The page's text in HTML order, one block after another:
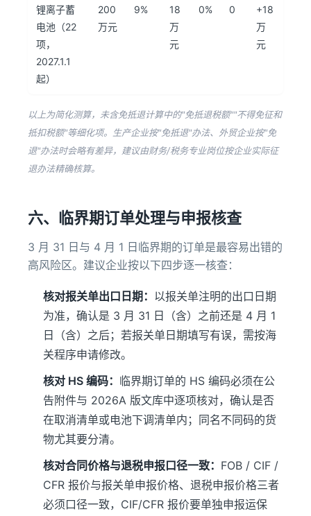
锂离子蓄
电池（22
项，
2027.1.1
起）
200
万元
9%
18
万
元
0% 0
+18
万
元
以上为简化测算，未含免抵退计算中的"免抵退税额""不得免征和
抵扣税额"等细化项。生产企业按"免抵退"办法、外贸企业按"免
退"办法时会略有差异，建议由财务/税务专业岗位按企业实际征
退办法精确核算。
六、临界期订单处理与申报核查
3 月 31 日与 4 月 1 日临界期的订单是最容易出错的
高风险区。建议企业按以下四步逐一核查：
核对报关单出口日期： 以报关单注明的出口日期
为准，确认是 3 月 31 日（含）之前还是 4 月 1
日（含）之后；若报关单日期填写有误，需按海
关程序申请修改。
核对 HS 编码： 临界期订单的 HS 编码必须在公
告附件与 2026A 版文库中逐项核对，确认是否
在取消清单或电池下调清单内；同名不同码的货
物尤其要分清。
核对合同价格与退税申报口径一致： FOB / CIF /
CFR 报价与报关单申报价格、退税申报价格三者
必须口径一致，CIF/CFR 报价要单独申报运保